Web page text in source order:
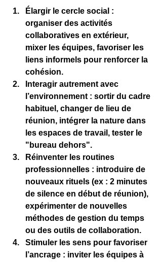
Élargir le cercle social :
organiser des activités
collaboratives en extérieur,
mixer les équipes, favoriser les
liens informels pour renforcer la
cohésion.
Interagir autrement avec
l’environnement : sortir du cadre
habituel, changer de lieu de
réunion, intégrer la nature dans
les espaces de travail, tester le
"bureau dehors".
Réinventer les routines
professionnelles : introduire de
nouveaux rituels (ex : 2 minutes
de silence en début de réunion),
expérimenter de nouvelles
méthodes de gestion du temps
ou des outils de collaboration.
Stimuler les sens pour favoriser
l’ancrage : inviter les équipes à